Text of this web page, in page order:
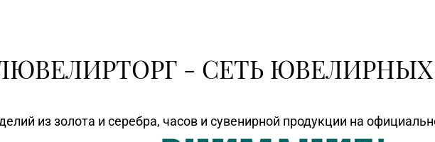
8 (0214) 43-
8 (0216) 51-
- СЕТЬ
из золота и серебра, часов и сувенирной продукции на